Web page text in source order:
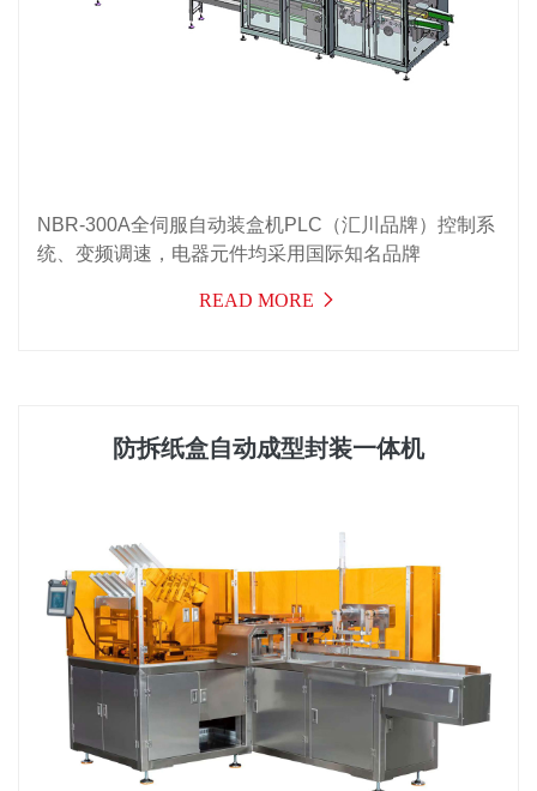
NBR-300A全伺服自动装盒机PLC（汇川品牌）控制系
统、变频调速，电器元件均采用国际知名品牌
READ MORE
防拆纸盒自动成型封装一体机